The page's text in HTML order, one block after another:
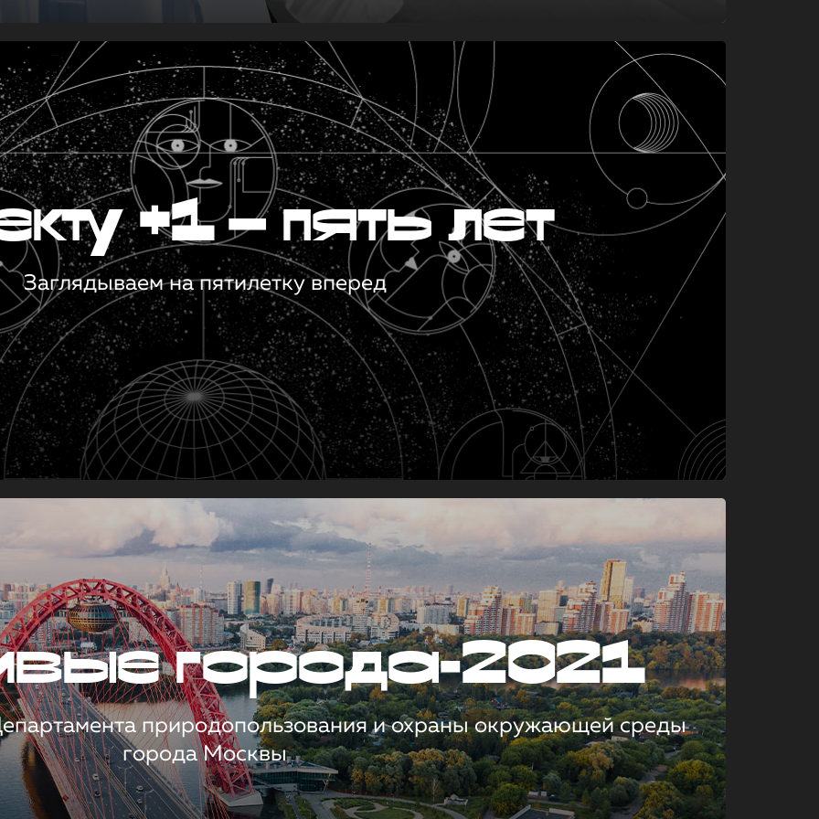
+1 — пять лет
Заглядываем на пятилетку вперед
города-2021
природопользования и охраны окружающей среды
города Москвы